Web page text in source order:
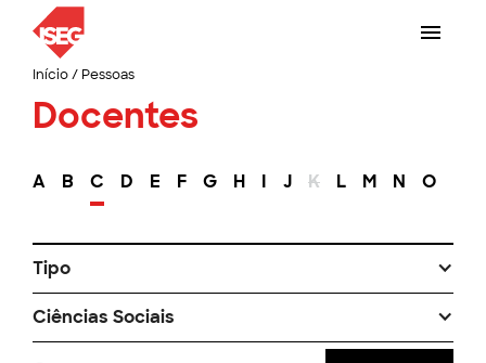
Início/ Pessoas
Docentes
A B C D E F G H I J K L M N O
Tipo
Ciências Sociais